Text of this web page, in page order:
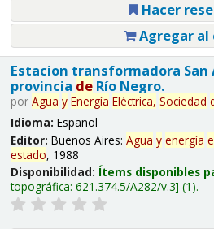
Hacer
Agregar al
Estacion transformadora San
provincia deRío Negro.
por Agua y Energía Eléctrica, Sociedad
Idioma: Español
Editor: Buenos Aires: Agua y energía
estado, 1988
Disponibilidad: Ítems disponibles
topográfica: 621.374.5/A282/v.3 (1).